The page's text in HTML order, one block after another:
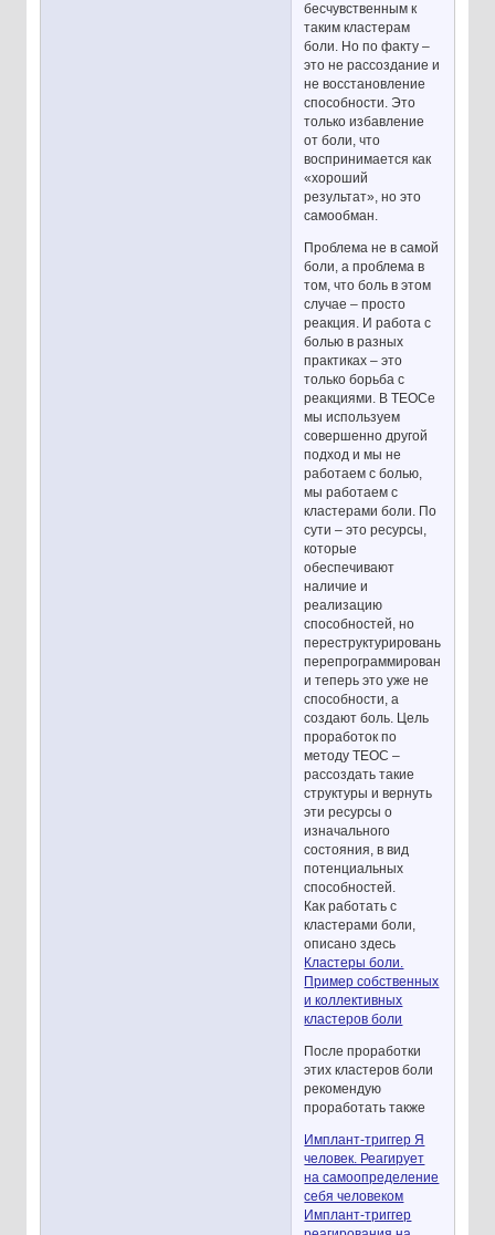
бесчувственным к
таким кластерам
боли. Но по факту –
это не рассоздание и
не восстановление
способности. Это
только избавление
от боли, что
воспринимается как
«хороший
результат», но это
самообман.
Проблема не в самой
боли, а проблема в
том, что боль в этом
случае – просто
реакция. И работа с
болью в разных
практиках – это
только борьба с
реакциями. В ТЕОСе
мы используем
совершенно другой
подход и мы не
работаем с болью,
мы работаем с
кластерами боли. По
сути – это ресурсы,
которые
обеспечивают
наличие и
реализацию
способностей, но
переструктурированы,
перепрограммированы
и теперь это уже не
способности, а
создают боль. Цель
проработок по
методу ТЕОС –
рассоздать такие
структуры и вернуть
эти ресурсы о
изначального
состояния, в вид
потенциальных
способностей.
Как работать с
кластерами боли,
описано здесь
Кластеры боли.
Пример собственных
и коллективных
кластеров боли
После проработки
этих кластеров боли
рекомендую
проработать также
Имплант-триггер Я
человек. Реагирует
на самоопределение
себя человеком
Имплант-триггер